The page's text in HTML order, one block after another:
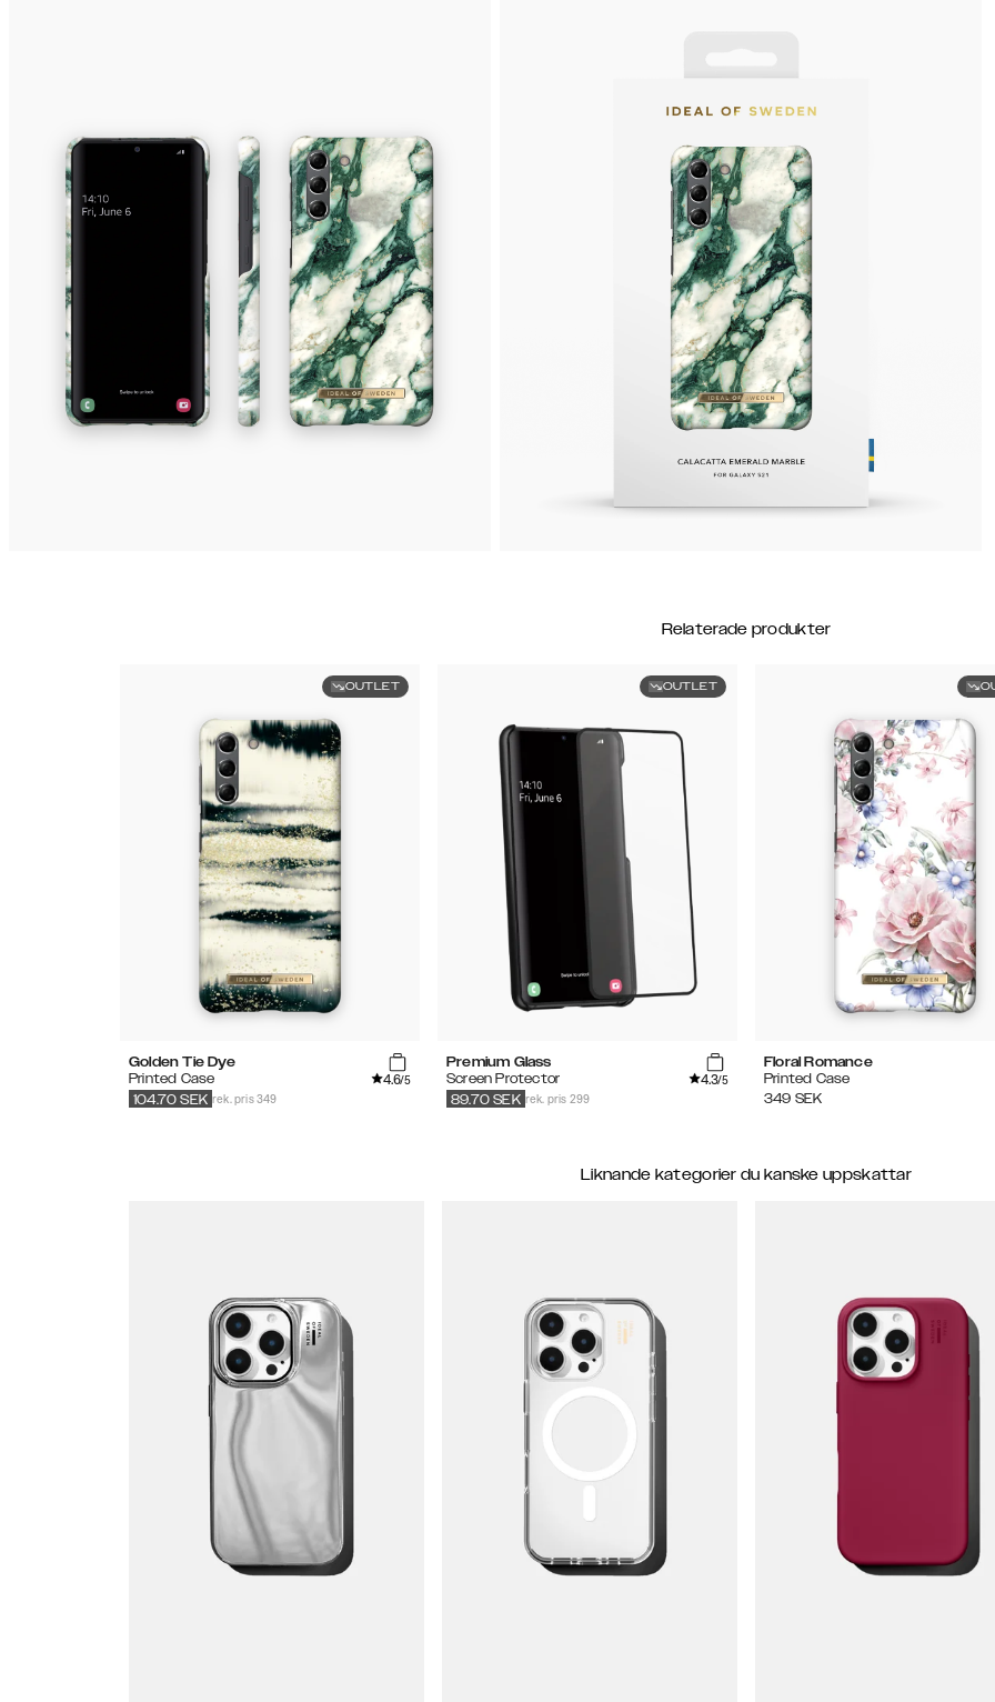
Relaterade produkter
OUTLET
Golden Tie Dye
Printed Case
4.6/5
rek. pris 349
104.70 SEK
OUTLET
Premium Glass
Screen Protector
4.3/5
rek. pris 299
89.70 SEK
Floral Romance
Printed Case
349 SEK
Liknande kategorier du kanske uppskattar